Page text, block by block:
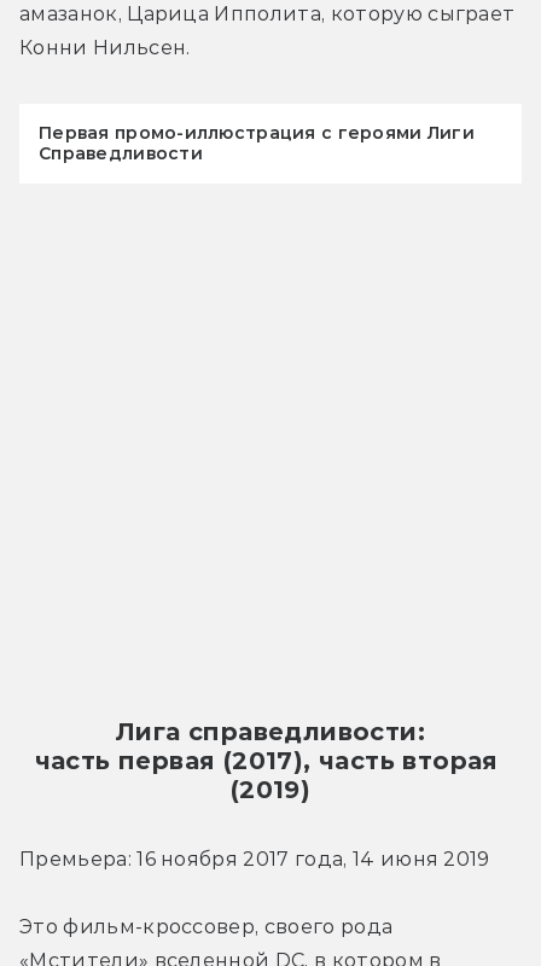
амазанок, Царица Ипполита, которую сыграет
Конни Нильсен.
Первая промо-иллюстрация с героями Лиги
Справедливости
Лига справедливости:
часть первая (2017), часть вторая
(2019)
Премьера: 16 ноября 2017 года, 14 июня 2019
Это фильм-кроссовер, своего рода
«Мстители» вселенной DC, в котором в